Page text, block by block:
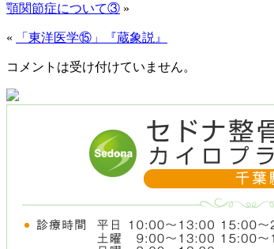
顎関節症について③ »
« 「東洋医学⑮」『蔵象説』
コメントは受け付けていません。